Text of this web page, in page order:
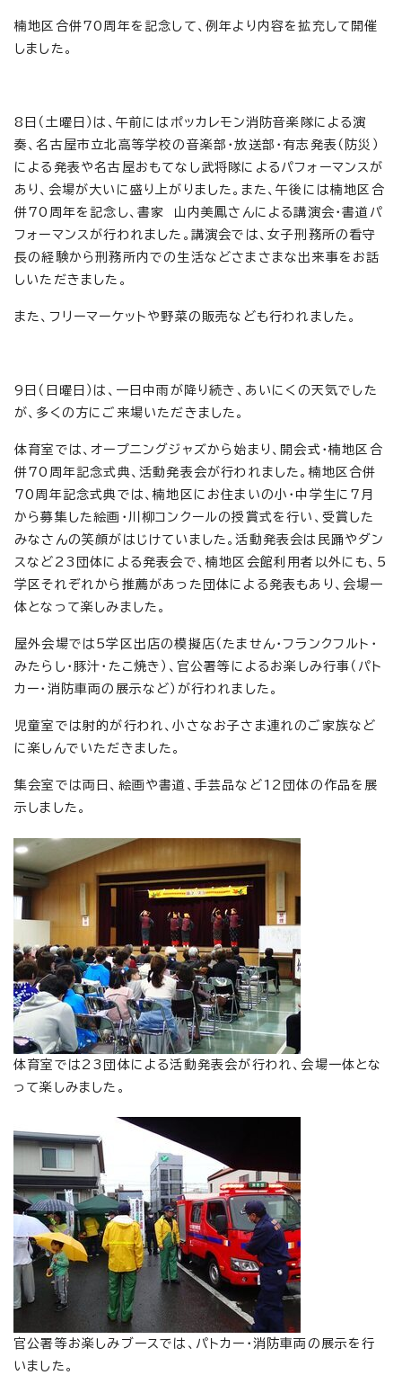
楠地区合併70周年を記念して、例年より内容を拡充して開催
しました。
8日（土曜日）は、午前にはポッカレモン消防音楽隊による演
奏、名古屋市立北高等学校の音楽部・放送部・有志発表（防災）
による発表や名古屋おもてなし武将隊によるパフォーマンスが
あり、会場が大いに盛り上がりました。また、午後には楠地区合
併70周年を記念し、書家 山内美鳳さんによる講演会・書道パ
フォーマンスが行われました。講演会では、女子刑務所の看守
長の経験から刑務所内での生活などさまさまな出来事をお話
しいただきました。
また、フリーマーケットや野菜の販売なども行われました。
9日（日曜日）は、一日中雨が降り続き、あいにくの天気でした
が、多くの方にご来場いただきました。
体育室では、オープニングジャズから始まり、開会式・楠地区合
併70周年記念式典、活動発表会が行われました。楠地区合併
70周年記念式典では、楠地区にお住まいの小・中学生に7月
から募集した絵画・川柳コンクールの授賞式を行い、受賞した
みなさんの笑顔がはじけていました。活動発表会は民踊やダン
スなど23団体による発表会で、楠地区会館利用者以外にも、5
学区それぞれから推薦があった団体による発表もあり、会場一
体となって楽しみました。
屋外会場では5学区出店の模擬店（たません・フランクフルト・
みたらし・豚汁・たこ焼き）、官公署等によるお楽しみ行事（パト
カー・消防車両の展示など）が行われました。
児童室では射的が行われ、小さなお子さま連れのご家族など
に楽しんでいただきました。
集会室では両日、絵画や書道、手芸品など12団体の作品を展
示しました。
体育室では23団体による活動発表会が行われ、会場一体とな
って楽しみました。
官公署等お楽しみブースでは、パトカー・消防車両の展示を行
いました。